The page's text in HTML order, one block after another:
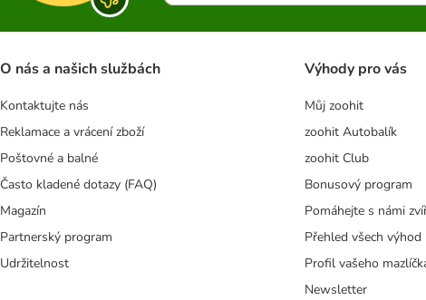
O nás a našich službách
Kontaktujte nás
Reklamace a vrácení zboží
Poštovné a balné
Často kladené dotazy (FAQ)
Magazín
Partnerský program
Udržitelnost
Výhody pro vás
Můj zoohit
zoohit Autobalík
zoohit Club
Bonusový program
Pomáhejte s námi
Přehled všech výhod
Profil vašeho
Newsletter